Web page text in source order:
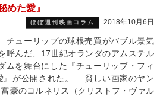
めた愛』
ほぼ週刊映画コラム 2018年10月6日
チューリップの球根売買がバブル景気
呼んだ、17世紀オランダのアムステル
ムを舞台にした『チューリップ・フィ
が公開された。 貧しい画家のヤン
富豪のコルネリス（クリストフ・ヴァル